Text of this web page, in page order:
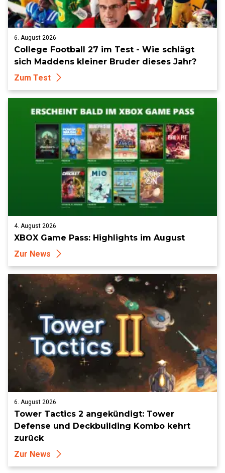
6. August 2026
College Football 27 im Test - Wie schlägt
sich Maddens kleiner Bruder dieses Jahr?
Zum Test
4. August 2026
XBOX Game Pass: Highlights im August
Zur News
6. August 2026
Tower Tactics 2 angekündigt: Tower
Defense und Deckbuilding Kombo kehrt
zurück
Zur News